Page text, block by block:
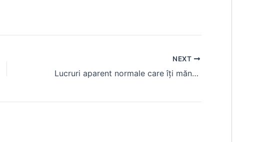
NEXT
Lucruri aparent normale care îți mănâncă salariul